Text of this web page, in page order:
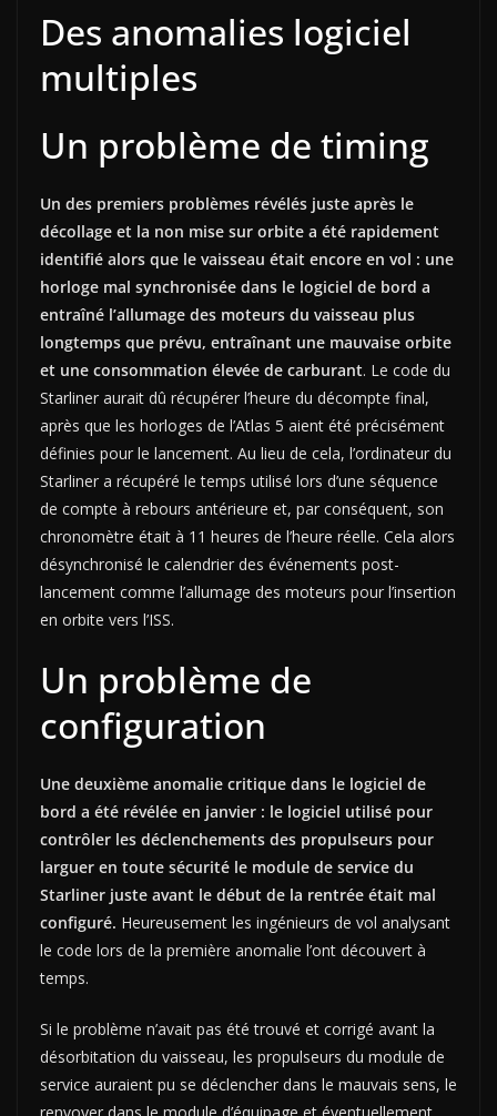
Des anomalies logiciel
multiples
Un problème de timing
Un des premiers problèmes révélés juste après le
décollage et la non mise sur orbite a été rapidement
identifié alors que le vaisseau était encore en vol : une
horloge mal synchronisée dans le logiciel de bord a
entraîné l’allumage des moteurs du vaisseau plus
longtemps que prévu, entraînant une mauvaise orbite
et une consommation élevée de carburant. Le code du
Starliner aurait dû récupérer l’heure du décompte final,
après que les horloges de l’Atlas 5 aient été précisément
définies pour le lancement. Au lieu de cela, l’ordinateur du
Starliner a récupéré le temps utilisé lors d’une séquence
de compte à rebours antérieure et, par conséquent, son
chronomètre était à 11 heures de l’heure réelle. Cela alors
désynchronisé le calendrier des événements post-
lancement comme l’allumage des moteurs pour l’insertion
en orbite vers l’ISS.
Un problème de
configuration
Une deuxième anomalie critique dans le logiciel de
bord a été révélée en janvier : le logiciel utilisé pour
contrôler les déclenchements des propulseurs pour
larguer en toute sécurité le module de service du
Starliner juste avant le début de la rentrée était mal
configuré. Heureusement les ingénieurs de vol analysant
le code lors de la première anomalie l’ont découvert à
temps.
Si le problème n’avait pas été trouvé et corrigé avant la
désorbitation du vaisseau, les propulseurs du module de
service auraient pu se déclencher dans le mauvais sens, le